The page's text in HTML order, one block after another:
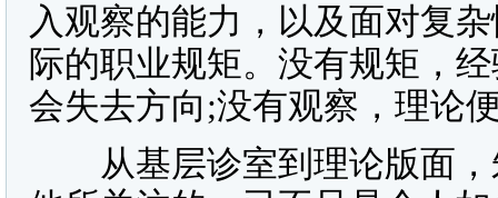
入观察的能力，以及面对复
际的职业规矩。没有规矩，
会失去方向;没有观察，理论
从基层诊室到理论版面，